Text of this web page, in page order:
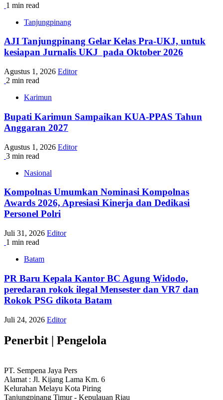
1 min read
Tanjungpinang
AJI Tanjungpinang Gelar Kelas Pra-UKJ, untuk
kesiapan Jurnalis UKJ pada Oktober 2026
Agustus 1, 2026 Editor
2 min read
Karimun
Bupati Karimun Sampaikan KUA-PPAS Tahun
Anggaran 2027
Agustus 1, 2026 Editor
3 min read
Nasional
Kompolnas Umumkan Nominasi Kompolnas
Awards 2026, Apresiasi Kinerja dan Dedikasi
Personel Polri
Juli 31, 2026 Editor
1 min read
Batam
PR Baru Kepala Kantor BC Agung Widodo,
peredaran rokok ilegal Mensester dan VR7 dan
Rokok PSG dikota Batam
Juli 24, 2026 Editor
Penerbit | Pengelola
PT. Sempena Jaya Pers
Alamat : Jl. Kijang Lama Km. 6
Kelurahan Melayu Kota Piring
Tanjungpinang Timur - Kepulauan Riau